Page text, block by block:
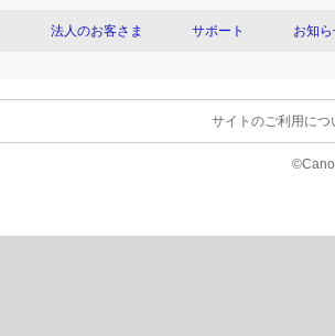
法人のお客さま サポート お知
サイトのご利用につ